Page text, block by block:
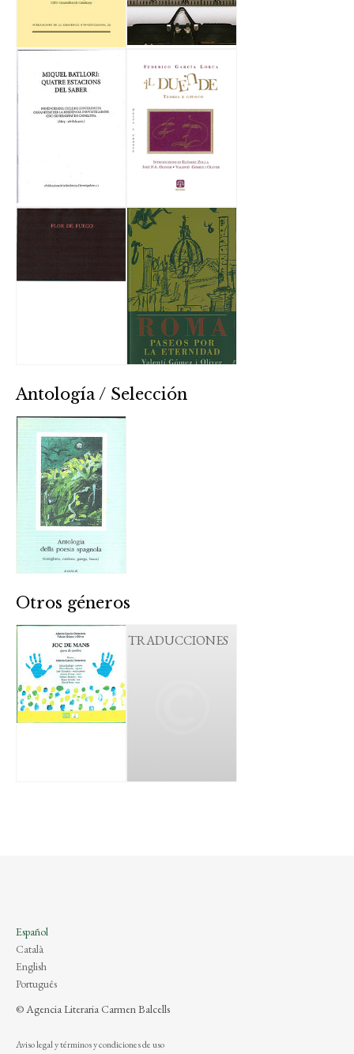
Antología / Selección
Otros géneros
TRADUCCIONES
Español
Català
English
Português
© Agencia Literaria Carmen Balcells
Aviso legal y términos y condiciones de uso